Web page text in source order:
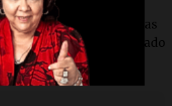
sido efectivas”,
que ya hubo familias
impuestas por el Estado